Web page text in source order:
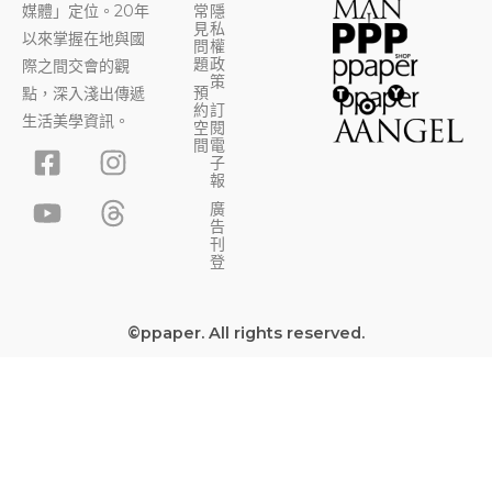
媒體」定位。20年
以來掌握在地與國
際之間交會的觀
點，深入淺出傳遞
生活美學資訊。
F
a
c
I
n
s
t
Y
o
u
T
h
r
e
常
見
問
題
預
約
空
間
隱
私
權
政
策
訂
閱
電
子
報
廣
告
刊
登
©ppaper. All rights reserved.